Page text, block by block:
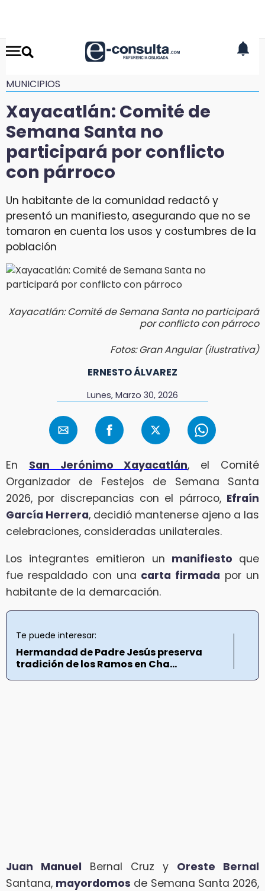
MUNICIPIOS
Xayacatlán: Comité de
Semana Santa no
participará por conflicto
con párroco
Un habitante de la comunidad redactó y
presentó un manifiesto, asegurando que no se
tomaron en cuenta los usos y costumbres de la
población
Xayacatlán: Comité de Semana Santa no participará
por conflicto con párroco
Fotos: Gran Angular (ilustrativa)
ERNESTO ÁLVAREZ
Lunes, Marzo 30, 2026
En San Jerónimo Xayacatlán, el Comité
Organizador de Festejos de Semana Santa
2026, por discrepancias con el párroco, Efraín
García Herrera, decidió mantenerse ajeno a las
celebraciones, consideradas unilaterales.
Los integrantes emitieron un manifiesto que
fue respaldado con una carta firmada por un
habitante de la demarcación.
Te puede interesar:
Hermandad de Padre Jesús preserva
tradición de los Ramos en Cha...
Juan Manuel Bernal Cruz y Oreste Bernal
Santana, mayordomos de Semana Santa 2026,